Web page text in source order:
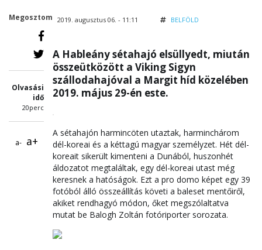
Megosztom
Olvasási
idő
20perc
a- a+
2019. augusztus 06. - 11:11 BELFÖLD
A Hableány sétahajó elsüllyedt, miután
összeütközött a Viking Sigyn
szállodahajóval a Margit híd közelében
2019. május 29-én este.
A sétahajón harmincöten utaztak, harminchárom
dél-koreai és a kéttagú magyar személyzet. Hét dél-
koreait sikerült kimenteni a Dunából, huszonhét
áldozatot megtaláltak, egy dél-koreai utast még
keresnek a hatóságok. Ezt a pro domo képet egy 39
fotóból álló összeállítás követi a baleset mentőiről,
akiket rendhagyó módon, őket megszólaltatva
mutat be Balogh Zoltán fotóriporter sorozata.